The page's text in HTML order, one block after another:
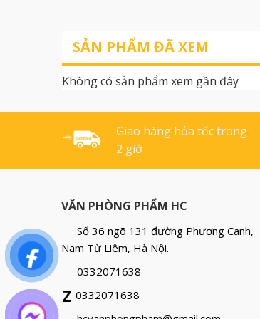
màng nhựa BOPP (loại màng
nhựa làm từ hạt nhựa PP) và
được phủ dưới dạng sữa dựa
vào chất Acrylic adhesive \
bề
với
SẢN PHẨM ĐÃ XEM
Không có sản phẩm xem gần đây
Giao hàng hỏa tốc trong
2 giờ
VĂN PHÒNG PHẨM HC
Số 36 ngõ 131 đường Phương Canh,
Nam Từ Liêm, Hà Nội.
0332071638
0332071638